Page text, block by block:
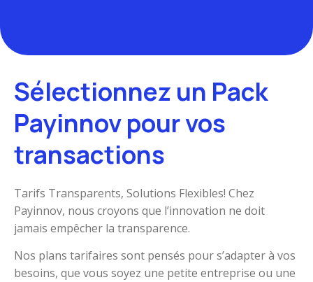
Sélectionnez un Pack
Payinnov pour vos
transactions
Tarifs Transparents, Solutions Flexibles! Chez
Payinnov, nous croyons que l’innovation ne doit
jamais empêcher la transparence.
Nos plans tarifaires sont pensés pour s’adapter à vos
besoins, que vous soyez une petite entreprise ou une